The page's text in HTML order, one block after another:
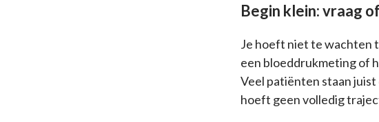
Begin klein: vraag
Je hoeft niet te wachten
een bloeddrukmeting of
Veel patiënten staan
hoeft geen volledig